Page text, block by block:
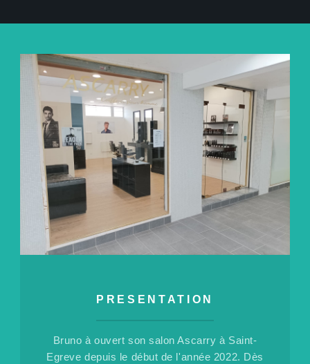
PRESENTATION
Bruno à ouvert son salon Ascarry à Saint-
Egreve depuis le début de l'année 2022. Dès